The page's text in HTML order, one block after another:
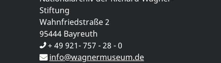
Stiftung
Wahnfriedstraße 2
95444 Bayreuth
+ 49 921- 757 - 28 - 0
info@wagnermuseum.de